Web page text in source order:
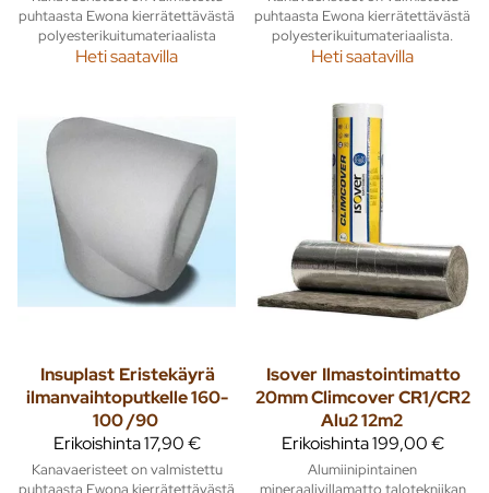
puhtaasta Ewona kierrätettävästä
polyesterikuitumateriaalista
Heti saatavilla
puhtaasta Ewona kierrätettävästä
polyesterikuitumateriaalista.
Heti saatavilla
Insuplast Eristekäyrä
ilmanvaihtoputkelle 160-
100 /90
Erikoishinta17,90 €
Kanavaeristeet on valmistettu
Isover Ilmastointimatto
20mm Climcover CR1/CR2
Alu2 12m2
Erikoishinta199,00 €
Alumiinipintainen